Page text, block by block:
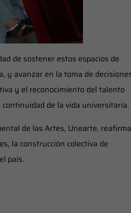
de sostener estos espacios de
y avanzar en la toma de
y el reconocimiento del talento
de la vida universitaria.
de las Artes, Unearte, reafirma
la construcción colectiva de
país.